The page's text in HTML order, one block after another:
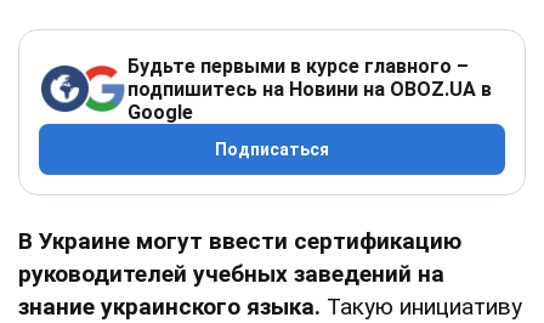
Будьте первыми в курсе главного –
подпишитесь на Новини на OBOZ.UA в
Google
Подписаться
В Украине могут ввести сертификацию
руководителей учебных заведений на
знание украинского языка. Такую инициативу